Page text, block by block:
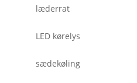
læderrat
LED kørelys
sædekøling